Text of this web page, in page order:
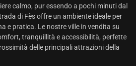
calmo, pur essendo a pochi minuti dal
di Fès offre un ambiente ideale per
e pratica. Le nostre ville in vendita su
tranquillità e accessibilità, perfette
delle principali attrazioni della